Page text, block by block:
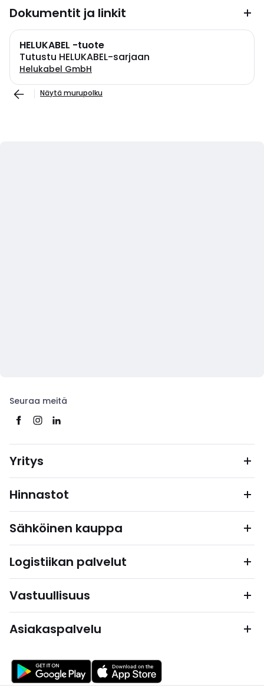
Dokumentit ja linkit
HELUKABEL -tuote
Tutustu HELUKABEL-sarjaan
Helukabel GmbH
Näytä murupolku
Seuraa meitä
Yritys
Hinnastot
Sähköinen kauppa
Logistiikan palvelut
Vastuullisuus
Asiakaspalvelu